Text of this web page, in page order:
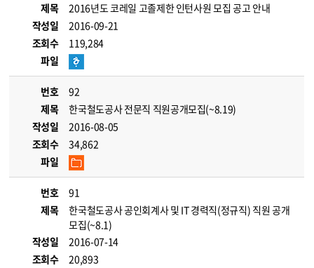
제목
2016년도 코레일 고졸제한 인턴사원 모집 공고 안내
작성일
2016-09-21
조회수
119,284
파일
번호
92
제목
한국철도공사 전문직 직원공개모집(~8.19)
작성일
2016-08-05
조회수
34,862
파일
번호
91
제목
한국철도공사 공인회계사 및 IT 경력직(정규직) 직원 공개
모집(~8.1)
작성일
2016-07-14
조회수
20,893